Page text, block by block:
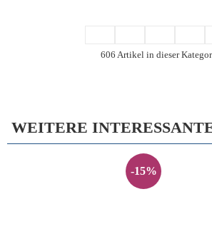
606 Artikel in dieser
WEITERE
-15%